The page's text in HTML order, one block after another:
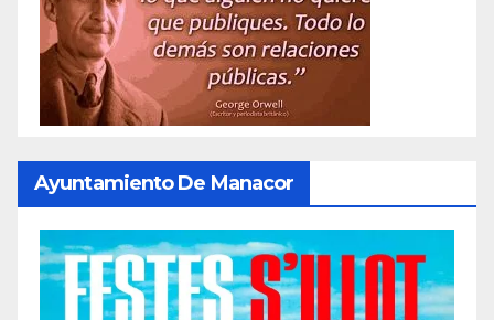
Ayuntamiento De Manacor